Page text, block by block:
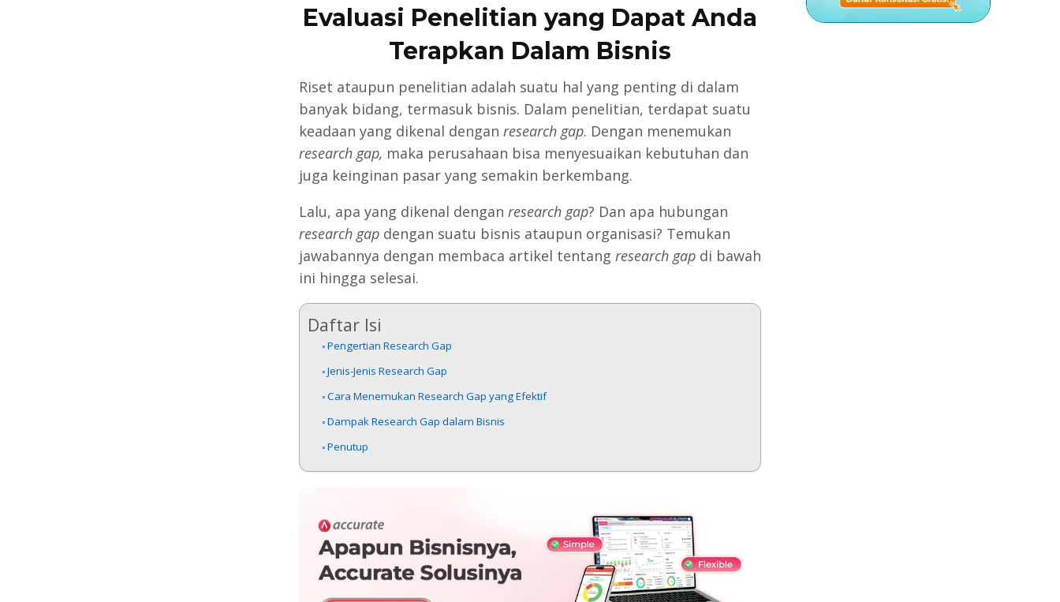
Evaluasi Penelitian yang Dapat Anda
Terapkan Dalam Bisnis
Riset ataupun penelitian adalah suatu hal yang penting di dalam
banyak bidang, termasuk bisnis. Dalam penelitian, terdapat suatu
keadaan yang dikenal dengan research gap. Dengan menemukan
research gap, maka perusahaan bisa menyesuaikan kebutuhan dan
juga keinginan pasar yang semakin berkembang.
Lalu, apa yang dikenal dengan research gap? Dan apa hubungan
research gapdengan suatu bisnis ataupun organisasi? Temukan
jawabannya dengan membaca artikel tentang research gapdi bawah
ini hingga selesai.
Daftar Isi
Pengertian Research Gap
Jenis-Jenis Research Gap
Cara Menemukan Research Gap yang Efektif
Dampak Research Gap dalam Bisnis
Penutup